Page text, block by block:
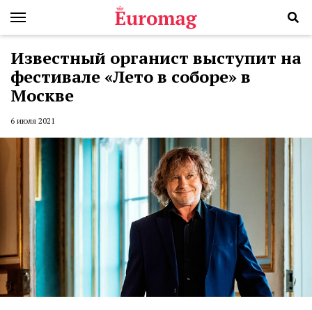
Известный органист выступит на
фестивале «Лето в соборе» в
Москве
6 июля 2021